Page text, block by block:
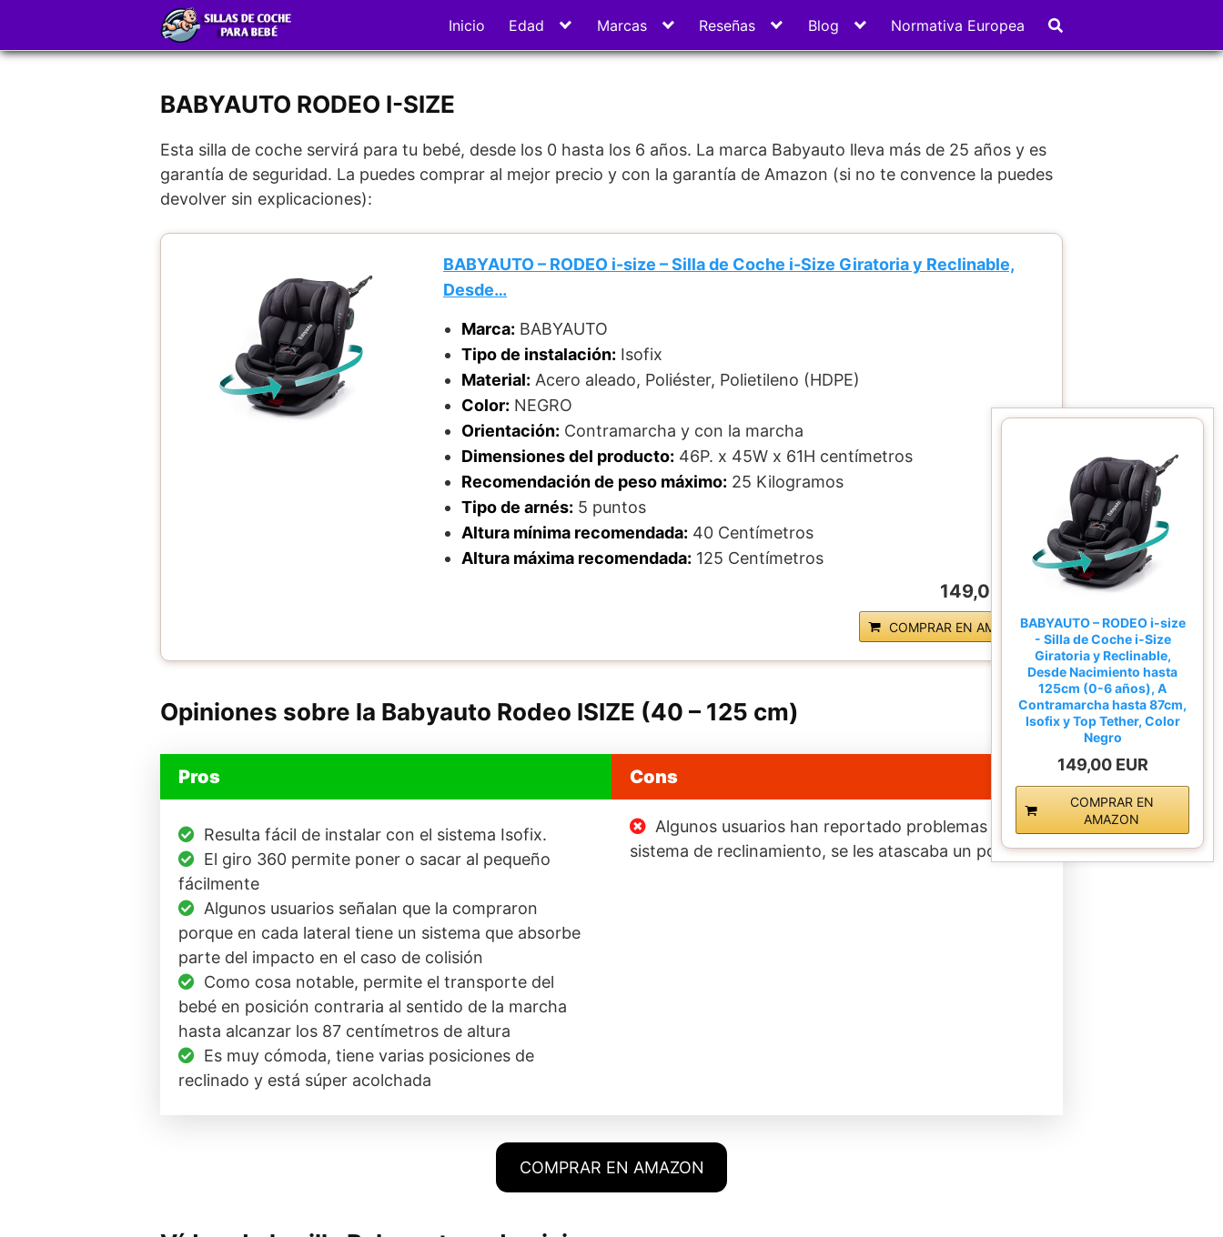
contenido
Inicio Edad Marcas Reseñas Blog Normativa Europea
BABYAUTO RODEO I-SIZE
Esta silla de coche servirá para tu bebé, desde los 0 hasta los 6 años. La marca Babyauto lleva más de 25 años y es
garantía de seguridad. La puedes comprar al mejor precio y con la garantía de Amazon (si no te convence la puedes
devolver sin explicaciones):
BABYAUTO – RODEO i-size – Silla de Coche i-Size Giratoria y Reclinable,
Desde…
Marca: BABYAUTO
Tipo de instalación: Isofix
Material: Acero aleado, Poliéster, Polietileno (HDPE)
Color: NEGRO
Orientación: Contramarcha y con la marcha
Dimensiones del producto: 46P. x 45W x 61H centímetros
Recomendación de peso máximo: 25 Kilogramos
Tipo de arnés: 5 puntos
Altura mínima recomendada: 40 Centímetros
Altura máxima recomendada: 125 Centímetros
149,00 EUR
COMPRAR EN AMAZON
Opiniones sobre la Babyauto Rodeo ISIZE (40 – 125 cm)
Pros
Resulta fácil de instalar con el sistema Isofix.
El giro 360 permite poner o sacar al pequeño
fácilmente
Algunos usuarios señalan que la compraron
porque en cada lateral tiene un sistema que absorbe
parte del impacto en el caso de colisión
Como cosa notable, permite el transporte del
bebé en posición contraria al sentido de la marcha
hasta alcanzar los 87 centímetros de altura
Es muy cómoda, tiene varias posiciones de
reclinado y está súper acolchada
Cons
Algunos usuarios han reportado problemas con el
sistema de reclinamiento, se les atascaba un poco
COMPRAR EN AMAZON
BABYAUTO – RODEO i-size
- Silla de Coche i-Size
Giratoria y Reclinable,
Desde Nacimiento hasta
125cm (0-6 años), A
Contramarcha hasta 87cm,
Isofix y Top Tether, Color
Negro
149,00 EUR
COMPRAR EN
AMAZON